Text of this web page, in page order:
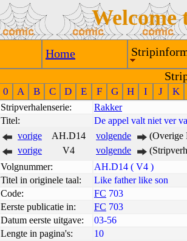
Welcome
Home
0 A B C D E F G H I J K
Stripverhalenserie:
Rakker
Titel:
De appel valt niet ver
vorige
AH.D14 volgende
(Overige
vorige
V4 volgende
Volgnummer:
AH.D14 ( V4 )
Titel in originele taal:
Like father like son
Code:
FC 703
Eerste publicatie in:
FC 703
Datum eerste uitgave:
03-56
Lengte in pagina's:
10